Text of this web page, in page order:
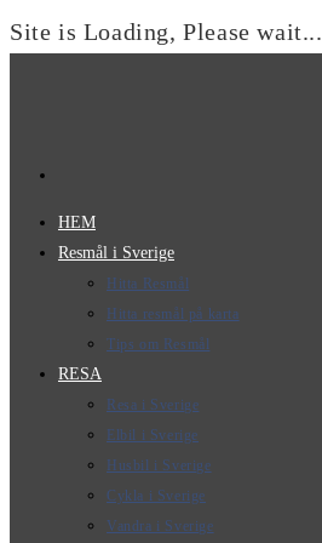
Site is Loading, Please wait...
HEM
Resmål i Sverige
Hitta Resmål
Hitta resmål på karta
Tips om Resmål
RESA
Resa i Sverige
Elbil i Sverige
Husbil i Sverige
Cykla i Sverige
Vandra i Sverige